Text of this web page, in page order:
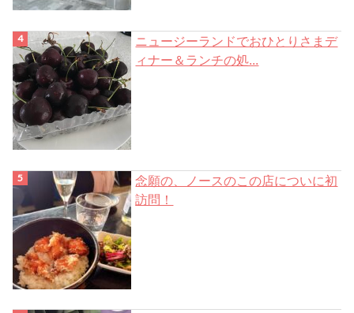
ニュージーランドでおひとりさまデ
ィナー＆ランチの処...
念願の、ノースのこの店についに初
訪問！